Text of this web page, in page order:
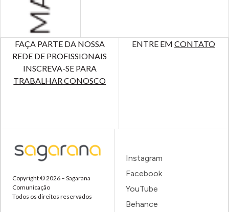
FAÇA PARTE DA NOSSA
REDE DE PROFISSIONAIS
INSCREVA-SE PARA
TRABALHAR CONOSCO
ENTRE EM CONTATO
Copyright © 2026 – Sagarana
Comunicação
Todos os direitos reservados
Instagram
Facebook
YouTube
Behance